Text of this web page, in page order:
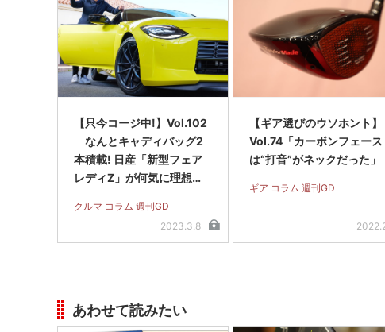
【只今コージ中!】Vol.102
なんとキャディバッグ2
本積載! 日産「新型フェア
レディZ」が何気に理想の
クルマ コラム 週刊GD
2023.3.8
【ギア選びのウソホント】
Vol.74「カーボンフェース
は“打音”がネックだった」
ギア コラム 週刊GD
あわせて読みたい